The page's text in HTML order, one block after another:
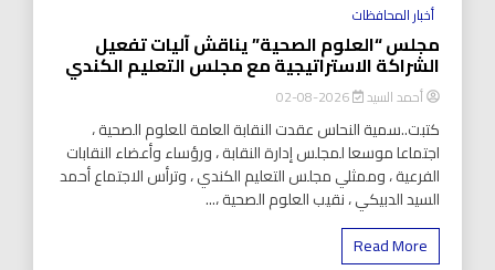
أخبار المحافظات
مجلس “العلوم الصحية” يناقش آليات تفعيل
الشراكة الاستراتيجية مع مجلس التعليم الكندي
أحمد السيد 2026-08-02
كتبت..سمية النحاس عقدت النقابة العامة للعلوم الصحية ،
اجتماعا موسعا لمجلس إدارة النقابة ، ورؤساء وأعضاء النقابات
الفرعية ، وممثلي مجلس التعليم الكندي ، وترأس الاجتماع أحمد
السيد الدبيكي ، نقيب العلوم الصحية ،...
Read More